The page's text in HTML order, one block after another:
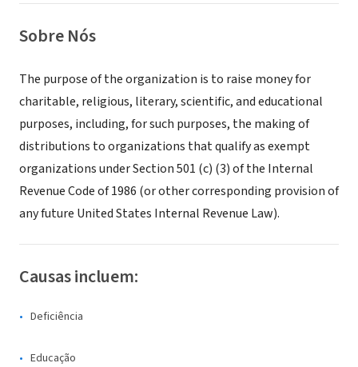
Sobre Nós
The purpose of the organization is to raise money for
charitable, religious, literary, scientific, and educational
purposes, including, for such purposes, the making of
distributions to organizations that qualify as exempt
organizations under Section 501 (c) (3) of the Internal
Revenue Code of 1986 (or other corresponding provision of
any future United States Internal Revenue Law).
Causas incluem:
Deficiência
Educação